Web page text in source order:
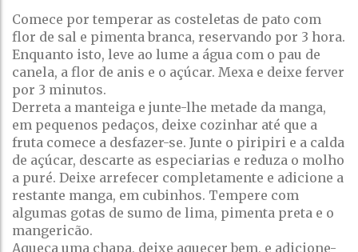
Comece por temperar as costeletas de pato com
flor de sal e pimenta branca, reservando por 3 hora.
Enquanto isto, leve ao lume a água com o pau de
canela, a flor de anis e o açúcar. Mexa e deixe ferver
por 3 minutos.
Derreta a manteiga e junte-lhe metade da manga,
em pequenos pedaços, deixe cozinhar até que a
fruta comece a desfazer-se. Junte o piripiri e a calda
de açúcar, descarte as especiarias e reduza o molho
a puré. Deixe arrefecer completamente e adicione a
restante manga, em cubinhos. Tempere com
algumas gotas de sumo de lima, pimenta preta e o
mangericão.
Aqueça uma chapa, deixe aquecer bem, e adicione-